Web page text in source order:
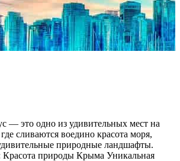
— это одно из удивительных мест на
сливаются воедино красота моря,
природные ландшафты.
Красота природы Крыма Уникальная